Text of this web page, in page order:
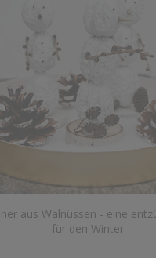
aus Walnüssen - eine
für den Winter